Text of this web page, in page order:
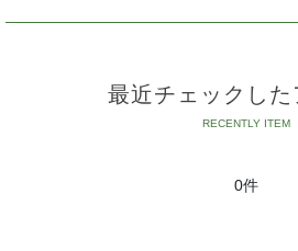
最近チェックした
0件